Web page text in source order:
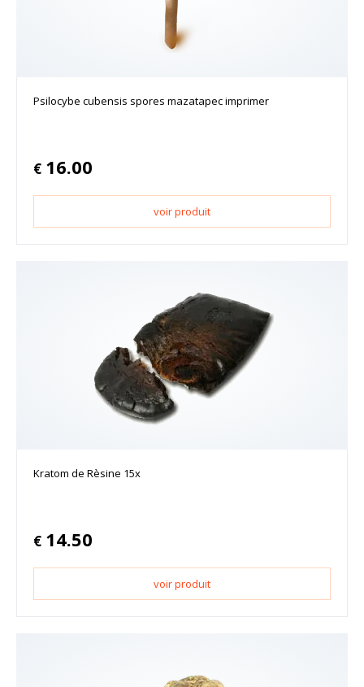
Psilocybe cubensis spores mazatapec imprimer
€ 16.00
voir produit
Kratom de Rèsine 15x
€ 14.50
voir produit